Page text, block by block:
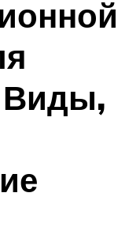
Виды,